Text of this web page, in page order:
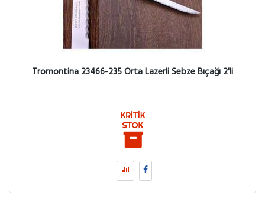
Tromontina 23466-235 Orta Lazerli Sebze Bıçağı 2'li